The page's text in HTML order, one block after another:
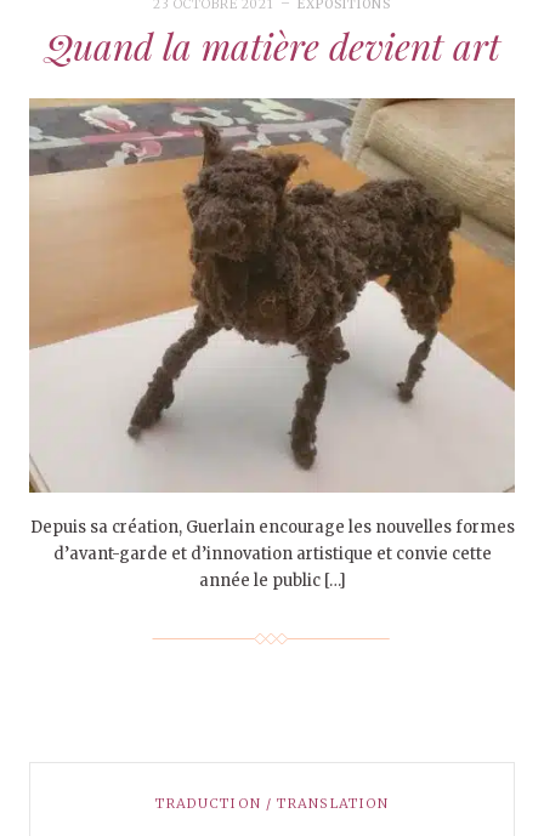
23 OCTOBRE 2021 EXPOSITIONS
Quand la matière devient art
Depuis sa création, Guerlain encourage les nouvelles formes
d’avant-garde et d’innovation artistique et convie cette
année le public […]
TRADUCTION / TRANSLATION